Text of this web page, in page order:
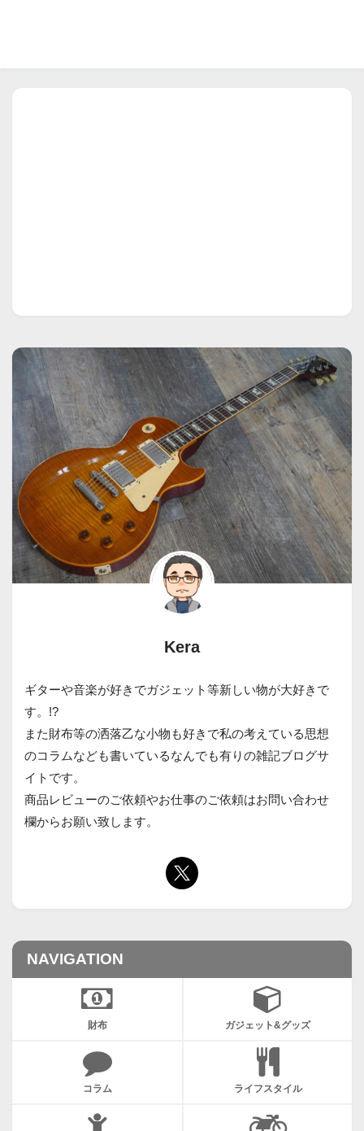
Kera
ギターや音楽が好きでガジェット等新しい物が大好きで
す。!?
また財布等の洒落乙な小物も好きで私の考えている思想
のコラムなども書いているなんでも有りの雑記ブログサ
イトです。
商品レビューのご依頼やお仕事のご依頼はお問い合わせ
欄からお願い致します。
NAVIGATION
財布 ガジェット&グッズ
コラム ライフスタイル